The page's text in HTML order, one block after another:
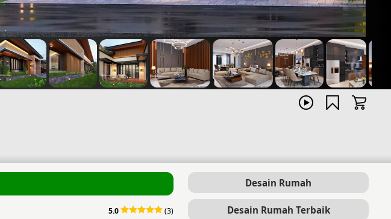
5.0 (3)
Desain Rumah
Desain Rumah Terbaik